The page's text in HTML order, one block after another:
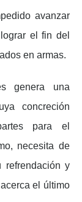
avanzar
el fin del
en armas.
genera una
concreción
para el
necesita de
refrendación y
el último